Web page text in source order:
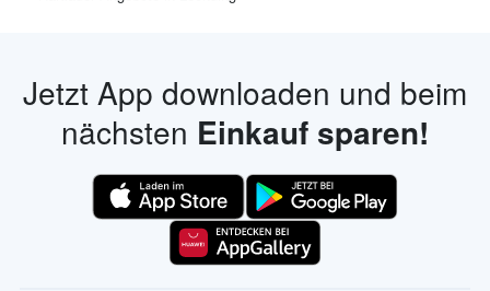
Jetzt App downloaden und beim
nächsten Einkauf sparen!